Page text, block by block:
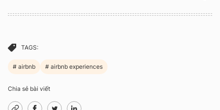
TAGS:
airbnb airbnb experiences
Chia sẻ bài viết